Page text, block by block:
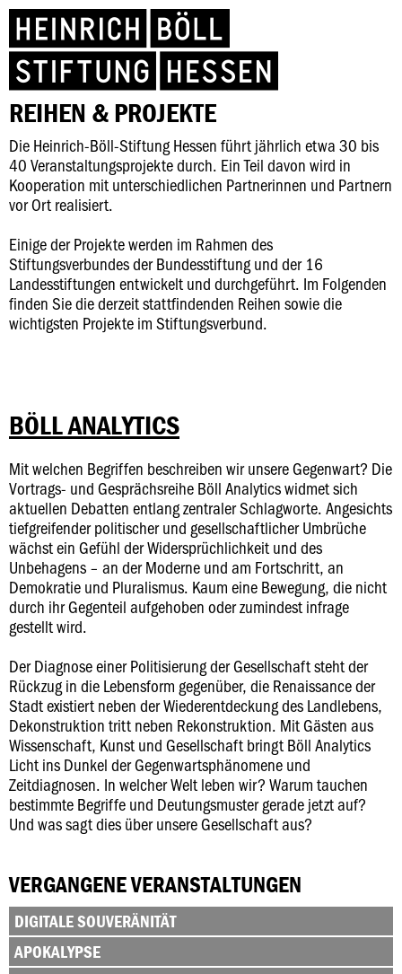
REIHEN & PROJEKTE
Die Heinrich-Böll-Stiftung Hessen führt jährlich etwa 30 bis
40 Veranstaltungsprojekte durch. Ein Teil davon wird in
Kooperation mit unterschiedlichen Partnerinnen und Partnern
vor Ort realisiert.
Einige der Projekte werden im Rahmen des
Stiftungsverbundes der Bundesstiftung und der 16
Landesstiftungen entwickelt und durchgeführt. Im Folgenden
finden Sie die derzeit stattfindenden Reihen sowie die
wichtigsten Projekte im Stiftungsverbund.
BÖLL ANALYTICS
Mit welchen Begriffen beschreiben wir unsere Gegenwart? Die
Vortrags- und Gesprächsreihe Böll Analytics widmet sich
aktuellen Debatten entlang zentraler Schlagworte. Angesichts
tiefgreifender politischer und gesellschaftlicher Umbrüche
wächst ein Gefühl der Widersprüchlichkeit und des
Unbehagens – an der Moderne und am Fortschritt, an
Demokratie und Pluralismus. Kaum eine Bewegung, die nicht
durch ihr Gegenteil aufgehoben oder zumindest infrage
gestellt wird.
Der Diagnose einer Politisierung der Gesellschaft steht der
Rückzug in die Lebensform gegenüber, die Renaissance der
Stadt existiert neben der Wiederentdeckung des Landlebens,
Dekonstruktion tritt neben Rekonstruktion. Mit Gästen aus
Wissenschaft, Kunst und Gesellschaft bringt Böll Analytics
Licht ins Dunkel der Gegenwartsphänomene und
Zeitdiagnosen. In welcher Welt leben wir? Warum tauchen
bestimmte Begriffe und Deutungsmuster gerade jetzt auf?
Und was sagt dies über unsere Gesellschaft aus?
VERGANGENE VERANSTALTUNGEN
DIGITALE SOUVERÄNITÄT
APOKALYPSE